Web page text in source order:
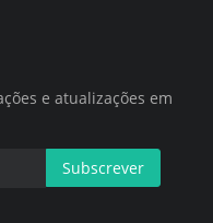
e atualizações em
Subscrever